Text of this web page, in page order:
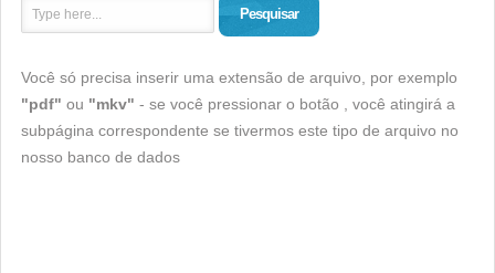
Pesquisar
Você só precisa inserir uma extensão de arquivo, por exemplo
"pdf" ou "mkv" - se você pressionar o botão , você atingirá a
subpágina correspondente se tivermos este tipo de arquivo no
nosso banco de dados